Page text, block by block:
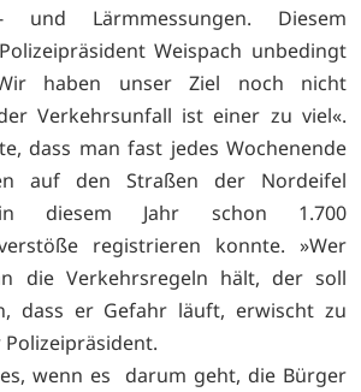
und Lärmmessungen. Diesem
Weispach unbedingt
haben unser Ziel noch nicht
Verkehrsunfall ist einer zu viel«.
dass man fast jedes Wochenende
auf den Straßen der Nordeifel
diesem Jahr schon 1.700
registrieren konnte. »Wer
die Verkehrsregeln hält, der soll
dass er Gefahr läuft, erwischt zu
wenn es darum geht, die Bürger